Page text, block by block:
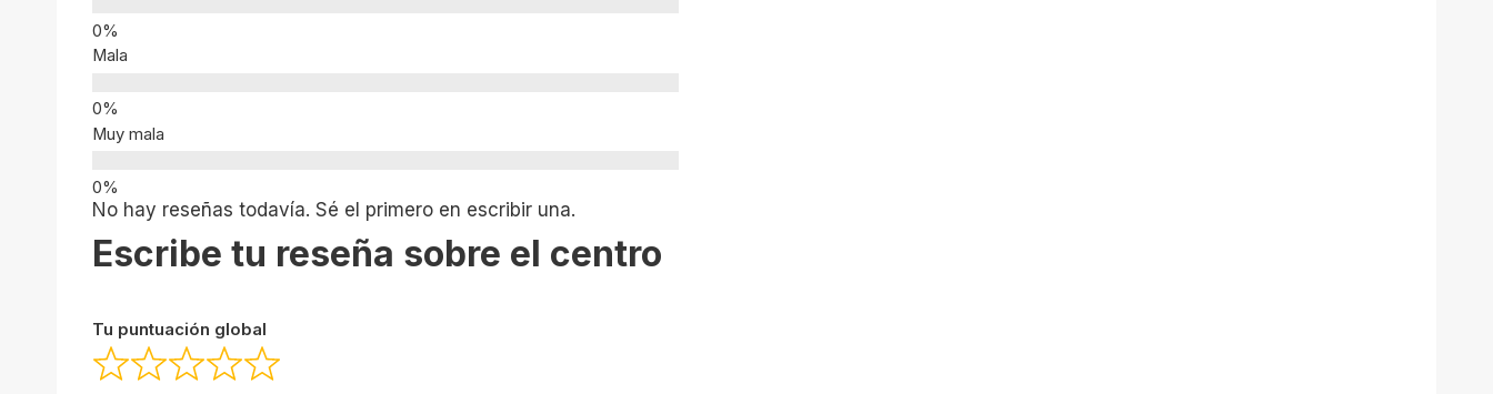
Mala
Muy mala
No hay reseñas todavía. Sé el primero en escribir una.
Escribe tu reseña sobre el centro
Tu puntuación global